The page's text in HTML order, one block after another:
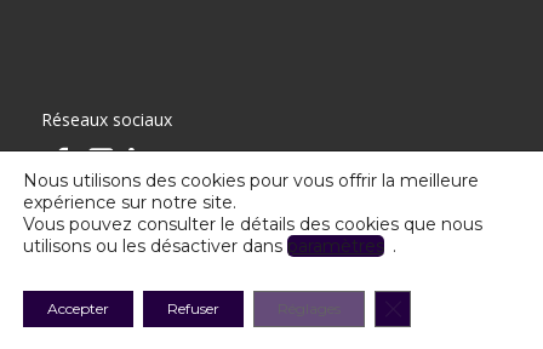
Réseaux sociaux
Nous utilisons des cookies pour vous offrir la meilleure
expérience sur notre site.
Vous pouvez consulter le détails des cookies que nous
utilisons ou les désactiver dans paramètres .
Accepter Refuser